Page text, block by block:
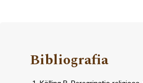
Bibliografia